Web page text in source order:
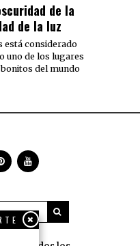
de la
de la luz
está considerado
uno de los lugares
del mundo